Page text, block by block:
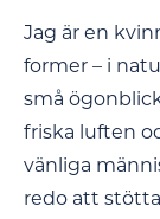
Jag är en
former – i
små
friska luften
vänliga
redo att